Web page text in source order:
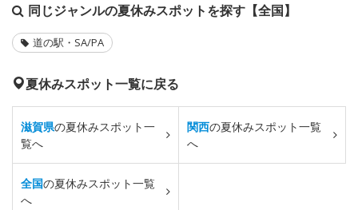
同じジャンルの夏休みスポットを探す【全国】
道の駅・SA/PA
夏休みスポット一覧に戻る
滋賀県の夏休みスポット一
覧へ
関西の夏休みスポット一覧
へ
全国の夏休みスポット一覧
へ